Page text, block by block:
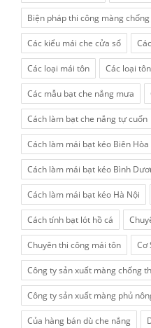
Biện pháp thi công màng
Các kiểu mái che cửa sổ
Các loại mái tôn Các loại
Các mẫu bạt che nắng mưa
Cách làm bạt che nắng tự cuốn
Cách làm mái bạt kéo Biên
Cách làm mái bạt kéo Bình
Cách làm mái bạt kéo Hà Nội
Cách tính bạt lót hồ cá
Chuyên thi công mái tôn Cơ
Công ty sản xuất màng chống
Công ty sản xuất màng phủ
Của hàng bán dù che nắng